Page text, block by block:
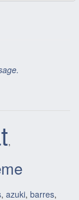
,
, azuki, barres,